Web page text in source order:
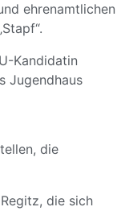
ehrenamtlichen
die
die sich